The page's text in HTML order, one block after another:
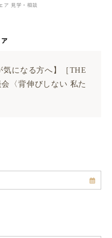
ア 見学・相談
気になる方へ】［THE
〈背伸びしない 私た